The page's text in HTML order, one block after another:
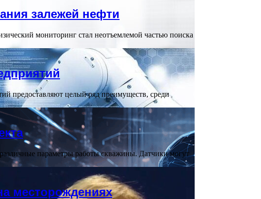
залежей нефти
мониторинг стал неотъемлемой частью поиска
предоставляют целый ряд преимуществ, среди
параметры работы скважины. Датчики могут
месторождениях